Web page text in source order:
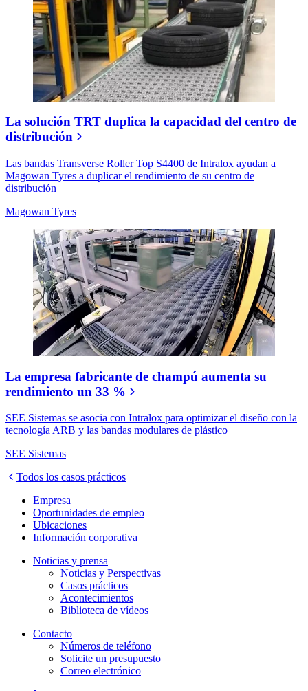
La solución TRT duplica la capacidad del centro de
distribución
Las bandas Transverse Roller Top S4400 de Intralox ayudan a
Magowan Tyres a duplicar el rendimiento de su centro de
distribución
Magowan Tyres
La empresa fabricante de champú aumenta su
rendimiento un 33 %
SEE Sistemas se asocia con Intralox para optimizar el diseño con la
tecnología ARB y las bandas modulares de plástico
SEE Sistemas
Todos los casos prácticos
Empresa
Oportunidades de empleo
Ubicaciones
Información corporativa
Noticias y prensa
Noticias y Perspectivas
Casos prácticos
Acontecimientos
Biblioteca de vídeos
Contacto
Números de teléfono
Solicite un presupuesto
Correo electrónico